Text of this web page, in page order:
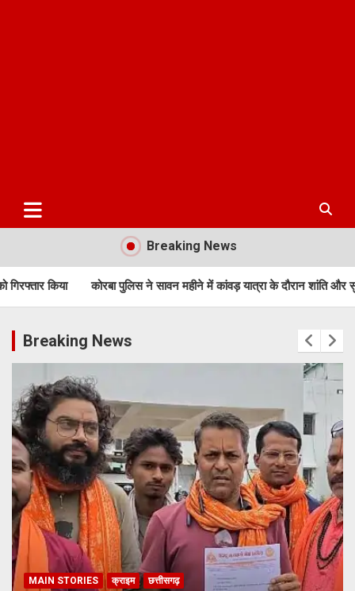
Breaking News
महीने में कांवड़ यात्रा के दौरान शांति और सुरक्षा व्यवस्था बनाए रखने के लिए
Breaking News
MAIN STORIES क्राइम छत्तीसगढ़